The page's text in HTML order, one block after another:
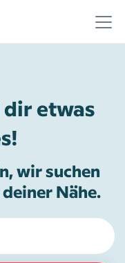
dir etwas
wir suchen
Nähe.